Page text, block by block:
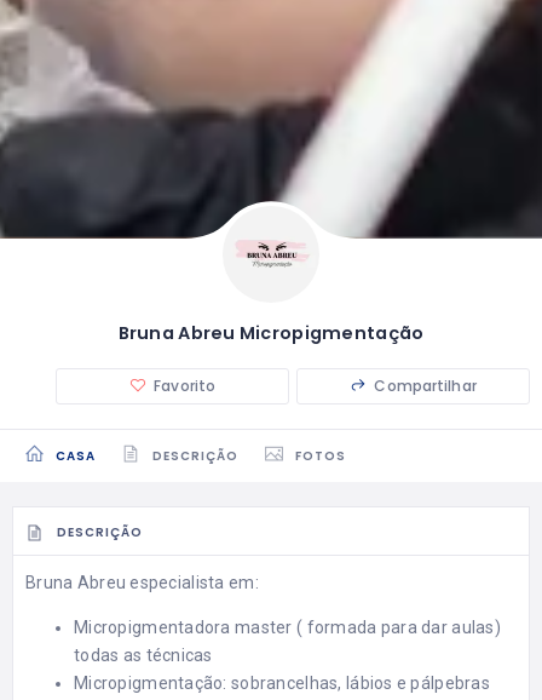
Bruna Abreu Micropigmentação
Favorito Compartilhar
CASA DESCRIÇÃO FOTOS
DESCRIÇÃO
Bruna Abreu especialista em:
Micropigmentadora master ( formada para dar aulas)
todas as técnicas
Micropigmentação: sobrancelhas, lábios e pálpebras